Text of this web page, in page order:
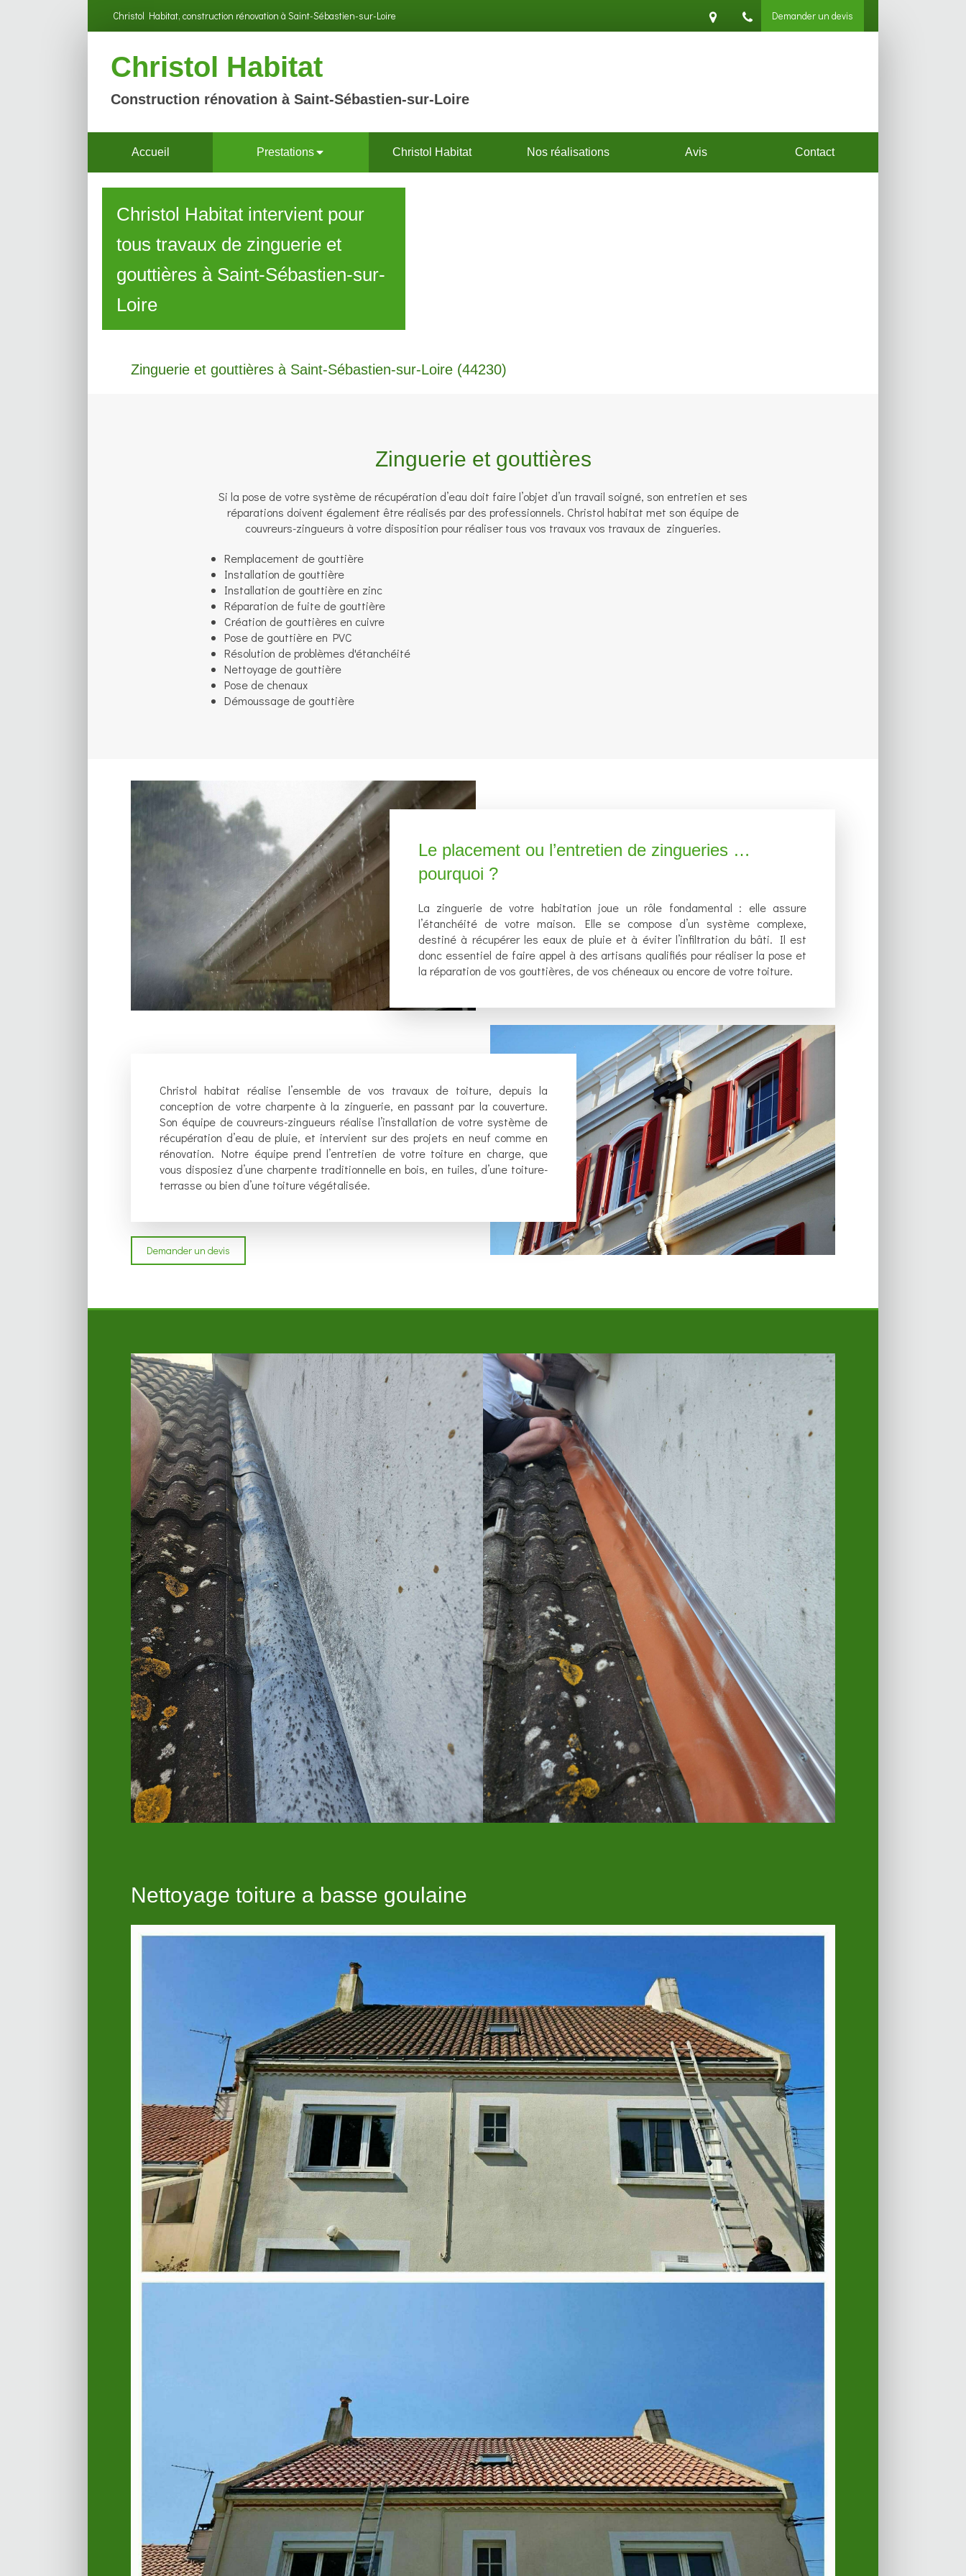
Christol Habitat, construction rénovation à Saint-Sébastien-sur-Loire Demander un devis
Christol Habitat
Construction rénovation à Saint-Sébastien-sur-Loire
Accueil Prestations Christol Habitat Nos réalisations Avis Contact
Christol Habitat intervient pour
tous travaux de zinguerie et
gouttières à Saint-Sébastien-sur-
Loire
Zinguerie et gouttières à Saint-Sébastien-sur-Loire (44230)
Zinguerie et gouttières
Si la pose de votre système de récupération d’eau doit faire l’objet d’un travail soigné, son entretien et ses
réparations doivent également être réalisés par des professionnels. Christol habitat met son équipe de
couvreurs-zingueurs à votre disposition pour réaliser tous vos travaux vos travaux de zingueries.
Remplacement de gouttière
Installation de gouttière
Installation de gouttière en zinc
Réparation de fuite de gouttière
Création de gouttières en cuivre
Pose de gouttière en PVC
Résolution de problèmes d'étanchéité
Nettoyage de gouttière
Pose de chenaux
Démoussage de gouttière
Le placement ou l’entretien de zingueries …
pourquoi ?
La zinguerie de votre habitation joue un rôle fondamental : elle assure
l’étanchéité de votre maison. Elle se compose d’un système complexe,
destiné à récupérer les eaux de pluie et à éviter l’infiltration du bâti. Il est
donc essentiel de faire appel à des artisans qualifiés pour réaliser la pose et
la réparation de vos gouttières, de vos chéneaux ou encore de votre toiture.
Christol habitat réalise l’ensemble de vos travaux de toiture, depuis la
conception de votre charpente à la zinguerie, en passant par la couverture.
Son équipe de couvreurs-zingueurs réalise l’installation de votre système de
récupération d’eau de pluie, et intervient sur des projets en neuf comme en
rénovation. Notre équipe prend l’entretien de votre toiture en charge, que
vous disposiez d’une charpente traditionnelle en bois, en tuiles, d’une toiture-
terrasse ou bien d’une toiture végétalisée.
Demander un devis
Nettoyage toiture a basse goulaine